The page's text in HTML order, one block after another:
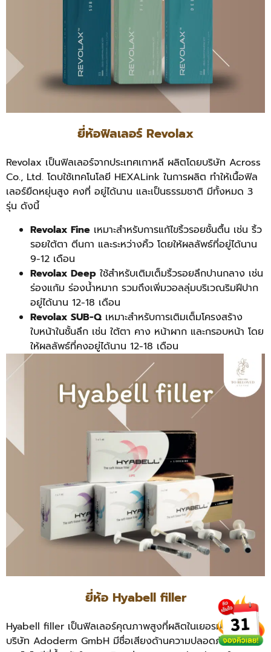
ยี่ห้อฟิลเลอร์ Revolax
Revolax เป็นฟิลเลอร์จากประเทศเกาหลี ผลิตโดยบริษัท Across
Co., Ltd. โดบใช้เทคโนโลยี HEXALink ในการผลิต ทำให้เนื้อฟิล
เลอร์ยืดหยุ่นสูง คงที่ อยู่ได้นาน และเป็นธรรมชาติ มีทั้งหมด 3
รุ่น ดังนี้
Revolax Fine เหมาะสำหรับการแก้ไขริ้วรอยชั้นตื้น เช่น ริ้ว
รอยใต้ตา ตีนกา และระหว่างคิ้ว โดยให้ผลลัพธ์ที่อยู่ได้นาน
9-12 เดือน
Revolax Deep ใช้สำหรับเติมเต็มริ้วรอยลึกปานกลาง เช่น
ร่องแก้ม ร่องน้ำหมาก รวมถึงเพิ่มวอลลุ่มบริเวณริมฝีปาก
อยู่ได้นาน 12-18 เดือน
Revolax SUB-Q เหมาะสำหรับการเติมเต็มโครงสร้าง
ใบหน้าในชั้นลึก เช่น ใต้ตา คาง หน้าผาก และกรอบหน้า โดย
ให้ผลลัพธ์ที่คงอยู่ได้นาน 12-18 เดือน
ยี่ห้อ Hyabell filler
Hyabell filler เป็นฟิลเลอร์คุณภาพสูงที่ผลิตในเยอรมนีโดย
บริษัท Adoderm GmbH มีชื่อเสียงด้านความปลอดภัยและ